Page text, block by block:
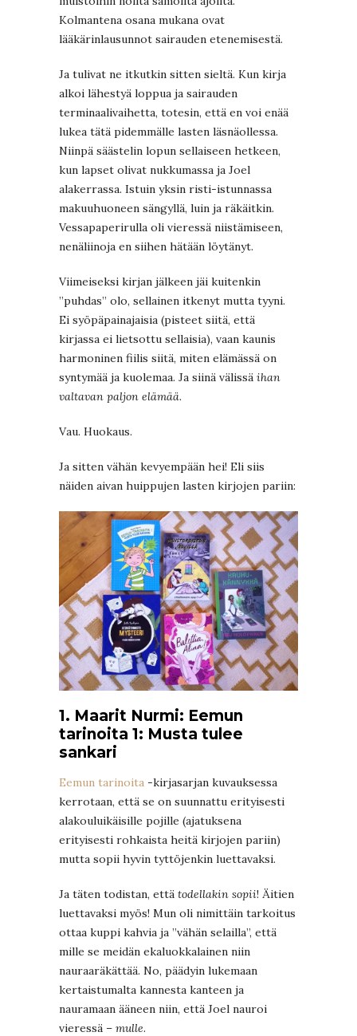
Kolmantena osana mukana ovat
lääkärinlausunnot sairauden etenemisestä.
Ja tulivat ne itkutkin sitten sieltä. Kun kirja
alkoi lähestyä loppua ja sairauden
terminaalivaihetta, totesin, että en voi enää
lukea tätä pidemmälle lasten läsnäollessa.
Niinpä säästelin lopun sellaiseen hetkeen,
kun lapset olivat nukkumassa ja Joel
alakerrassa. Istuin yksin risti-istunnassa
makuuhuoneen sängyllä, luin ja räkäitkin.
Vessapaperirulla oli vieressä niistämiseen,
nenäliinoja en siihen hätään löytänyt.
Viimeiseksi kirjan jälkeen jäi kuitenkin
”puhdas” olo, sellainen itkenyt mutta tyyni.
Ei syöpäpainajaisia (pisteet siitä, että
kirjassa ei lietsottu sellaisia), vaan kaunis
harmoninen fiilis siitä, miten elämässä on
syntymää ja kuolemaa. Ja siinä välissä ihan
valtavan paljon elämää.
Vau. Huokaus.
Ja sitten vähän kevyempään hei! Eli siis
näiden aivan huippujen lasten kirjojen pariin:
1. Maarit Nurmi: Eemun
tarinoita 1: Musta tulee
sankari
Eemun tarinoita -kirjasarjan kuvauksessa
kerrotaan, että se on suunnattu erityisesti
alakouluikäisille pojille (ajatuksena
erityisesti rohkaista heitä kirjojen pariin)
mutta sopii hyvin tyttöjenkin luettavaksi.
Ja täten todistan, että todellakin sopii! Äitien
luettavaksi myös! Mun oli nimittäin tarkoitus
ottaa kuppi kahvia ja ”vähän selailla”, että
mille se meidän ekaluokkalainen niin
nauraaräkättää. No, päädyin lukemaan
kertaistumalta kannesta kanteen ja
nauramaan ääneen niin, että Joel nauroi
vieressä – mulle.